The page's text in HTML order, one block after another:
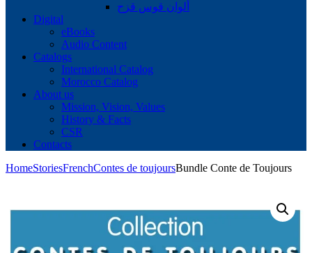
ألوان قوس قزح
Digital
eBooks
Audio Content
Catalogs
International Catalog
Morocco Catalog
About us
Mission, Vision, Values
History & Facts
CSR
Contacts
HomeStoriesFrenchContes de toujoursBundle Conte de Toujours